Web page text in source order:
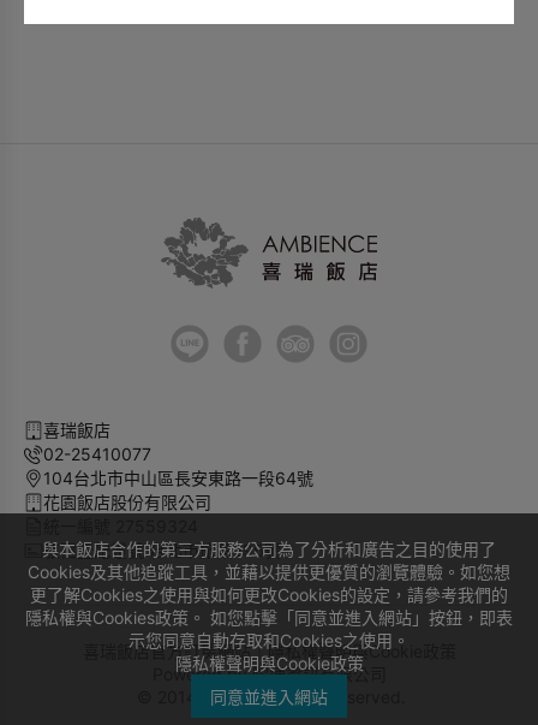
與本飯店合作的第三方服務公司為了分析和廣告之目的使用了
Cookies及其他追蹤工具，並藉以提供更優質的瀏覽體驗。如您想
更了解Cookies之使用與如何更改Cookies的設定，請參考我們的
隱私權與Cookies政策。 如您點擊「同意並進入網站」按鈕，即表
示您同意自動存取和Cookies之使用。
隱私權聲明與Cookie政策
同意並進入網站
喜瑞飯店
02-25410077
104台北市中山區長安東路一段64號
花園飯店股份有限公司
旅宿登記證號 台北市旅館296號
喜瑞飯店官方訂房網站｜隱私權聲明與Cookie政策
Powered by曜通資訊有限公司
© 2014-2026 All Rights Reserved.